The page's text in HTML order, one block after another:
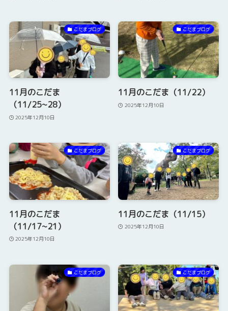
こだまブログ
11月のこだま
（11/25~28）
2025年12月10日
こだまブログ
11月のこだま（11/22）
2025年12月10日
こだまブログ
11月のこだま
（11/17~21）
2025年12月10日
こだまブログ
11月のこだま（11/15）
2025年12月10日
こだまブログ こだまブログ